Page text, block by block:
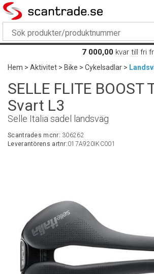
7 000,00 kvar till fri
Hem>Aktivitet>Bike>Cykelsadlar>
SELLE FLITE BOOST
Svart L3
Selle Italia sadel landsväg
Scantrades mcnr: 306262
Leverantörens artnr:017A920IKC001